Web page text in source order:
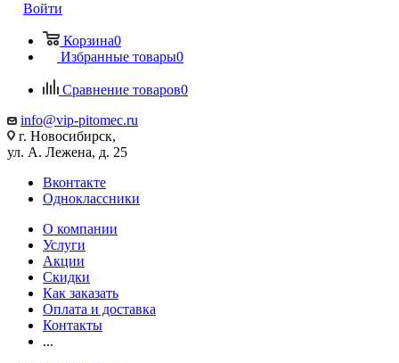
Войти
Корзина0
Избранные товары0
Сравнение товаров0
info@vip-pitomec.ru
г. Новосибирск,
ул. А. Лежена, д. 25
Вконтакте
Одноклассники
О компании
Услуги
Акции
Скидки
Как заказать
Оплата и доставка
Контакты
...